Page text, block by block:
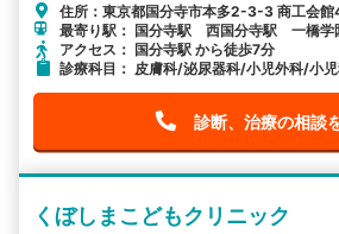
住所：東京都国分寺市本多2-3-3 商工会
最寄り駅： 国分寺駅 西国分寺駅 一橋学
アクセス： 国分寺駅 から徒歩7分
診療科目： 皮膚科/泌尿器科/小児外科/小
診断、治療の相談
くぼしまこどもクリニック